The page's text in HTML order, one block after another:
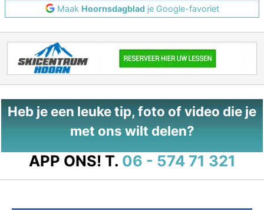
Maak Hoornsdagbladje Google-favoriet
Heb je een leuke tip, foto of video die je
met ons wilt delen?
APP ONS! T. 06 - 574 71 321